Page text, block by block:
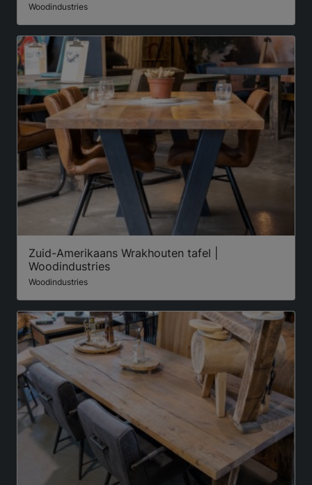
Woodindustries
Zuid-Amerikaans Wrakhouten tafel |
Woodindustries
Woodindustries